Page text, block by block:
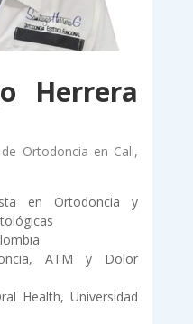
Herrera
Ortodoncia en Cali,
en Ortodoncia y
ATM y Dolor
Health, Universidad